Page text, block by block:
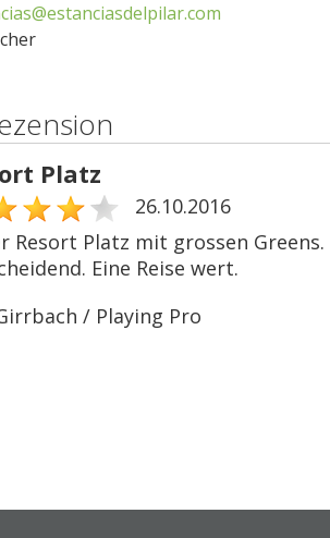
Platz
26.10.2016
Resort Platz mit grossen
Eine Reise wert.
/ Playing Pro